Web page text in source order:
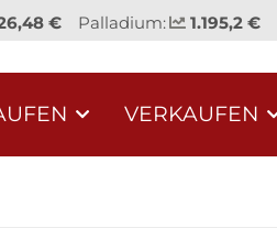
€ Palladium: 1.195,2 €
VERKAUFEN